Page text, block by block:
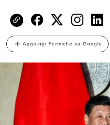
Aggiungi Formiche su Google